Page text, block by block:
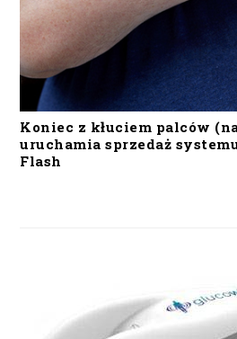
Koniec z kłuciem palców
uruchamia sprzedaż
Flash